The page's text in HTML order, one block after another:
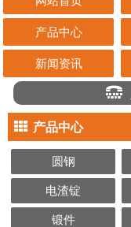
产品中心
新闻资讯
产品中心
圆钢
电渣锭
锻件